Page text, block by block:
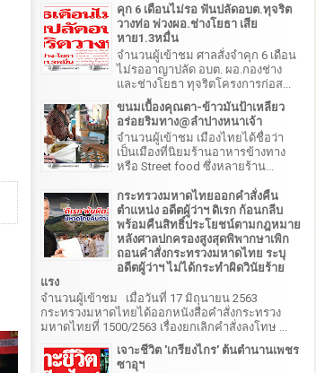
คุก 6 เดือนไม่รอ ฟันปลัดอบต.ทุจริต
วางท่อ พ่วงผอ.ช่างโยธา เสีย
หาย1.3หมื่น
จำนวนผู้เข้าชม ศาลสั่งจำคุก 6 เดือน
ไม่รออาญาปลัด อบต. ผอ.กองช่าง
และช่างโยธา ทุจริตโครงการก่อส...
ขนมเบื้องคุณตา-ข้าวมันป้าเหลียว
อร่อยริมทาง@ลำปางหนาเจ้า
จำนวนผู้เข้าชม เมืองไทยได้ชื่อว่า
เป็นเมืองที่นิยมร้านอาหารข้างทาง
หรือ Street food ซึ่งหลายร้าน...
กระทรวงมหาดไทยออกคำสั่งคืน
ตำแหน่ง อดีตผู้ว่าฯ ดิเรก ก้อนกลีบ
พร้อมคืนสิทธิ์ประโยชน์ตามกฎหมาย
หลังศาลปกครองสูงสุดพิพากษาเพิก
ถอนคำสั่งกระทรวงมหาดไทย ระบุ
อดีตผู้ว่าฯ ไม่ได้กระทำผิดวินัยร้าย
แรง
จำนวนผู้เข้าชม เมื่อวันที่ 17 มิถุนายน 2563
กระทรวงมหาดไทยได้ออกหนังสือคำสั่งกระทรวง
มหาดไทยที่ 1500/2563 เรื่องยกเลิกคำสั่งลงโทษ ...
เจาะชีวิต 'เกรียงไกร' ต้นตำนานเพชร
ซาอุฯ